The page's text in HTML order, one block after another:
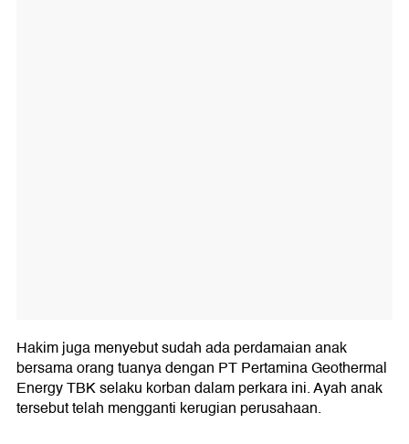
Hakim juga menyebut sudah ada perdamaian anak
bersama orang tuanya dengan PT Pertamina Geothermal
Energy TBK selaku korban dalam perkara ini. Ayah anak
tersebut telah mengganti kerugian perusahaan.